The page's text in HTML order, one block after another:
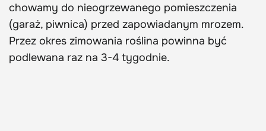
chowamy do nieogrzewanego pomieszczenia
(garaż, piwnica) przed zapowiadanym mrozem.
Przez okres zimowania roślina powinna być
podlewana raz na 3-4 tygodnie.